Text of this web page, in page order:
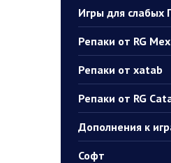
Игры для слабых
Репаки от RG
Репаки от xatab
Репаки от RG
Дополнения к
Софт